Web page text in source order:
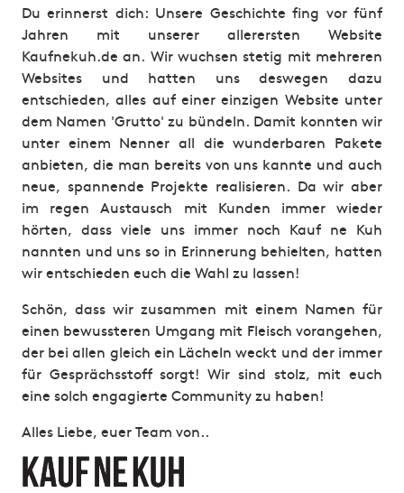
Du erinnerst dich: Unsere Geschichte fing vor fünf
Jahren mit unserer allerersten Website
Kaufnekuh.de an. Wir wuchsen stetig mit mehreren
Websites und hatten uns deswegen dazu
entschieden, alles auf einer einzigen Website unter
dem Namen 'Grutto' zu bündeln. Damit konnten wir
unter einem Nenner all die wunderbaren Pakete
anbieten, die man bereits von uns kannte und auch
neue, spannende Projekte realisieren. Da wir aber
im regen Austausch mit Kunden immer wieder
hörten, dass viele uns immer noch Kauf ne Kuh
nannten und uns so in Erinnerung behielten, hatten
wir entschieden euch die Wahl zu lassen!
Schön, dass wir zusammen mit einem Namen für
einen bewussteren Umgang mit Fleisch vorangehen,
der bei allen gleich ein Lächeln weckt und der immer
für Gesprächsstoff sorgt! Wir sind stolz, mit euch
eine solch engagierte Community zu haben!
Alles Liebe, euer Team von..